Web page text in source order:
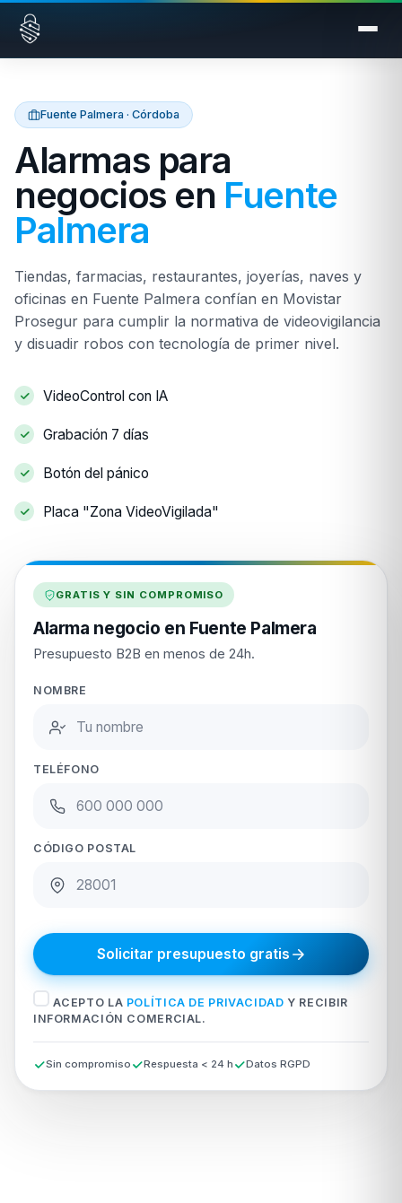
Saltar al contenido
Fuente Palmera · Córdoba
Alarmas para
negocios en Fuente
Palmera
Tiendas, farmacias, restaurantes, joyerías, naves y
oficinas en Fuente Palmera confían en Movistar
Prosegur para cumplir la normativa de videovigilancia
y disuadir robos con tecnología de primer nivel.
VideoControl con IA
Grabación 7 días
Botón del pánico
Placa "Zona VideoVigilada"
GRATIS Y SIN COMPROMISO
Alarma negocio en Fuente Palmera
Presupuesto B2B en menos de 24h.
NOMBRE
TELÉFONO
CÓDIGO POSTAL
Solicitar presupuesto gratis
ACEPTO LA POLÍTICA DE PRIVACIDAD Y RECIBIR
INFORMACIÓN COMERCIAL.
Sin compromiso Respuesta < 24 h Datos RGPD